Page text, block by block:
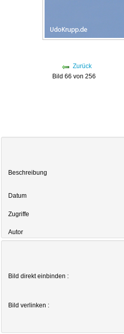
Zurück
Bild 66 von 256
Beschreibung
Datum
Zugriffe
Autor
Bild direkt einbinden :
Bild verlinken :